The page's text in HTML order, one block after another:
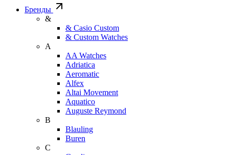
Бренды
&
& Casio Custom
& Custom Watches
A
AA Watches
Adriatica
Aeromatic
Alfex
Altai Movement
Aquatico
Auguste Reymond
B
Blauling
Buren
C